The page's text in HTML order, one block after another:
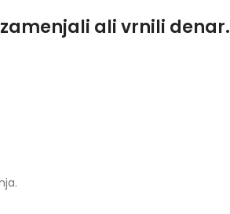
ali vrnili denar.